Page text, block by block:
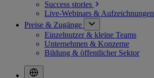
Success stories
Live-Webinars & Aufzeichnungen
Preise & Zugänge
Einzelnutzer & kleine Teams
Unternehmen & Konzerne
Bildung & öffentlicher Sektor